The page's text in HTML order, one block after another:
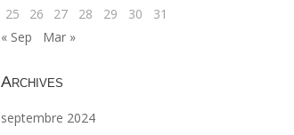
25
26 27 28 29 30
31
« Sep
Mar »
Archives
septembre 2024